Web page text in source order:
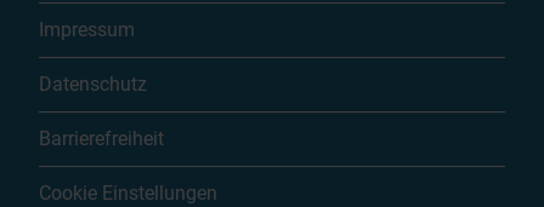
Impressum
Datenschutz
Barrierefreiheit
Cookie Einstellungen